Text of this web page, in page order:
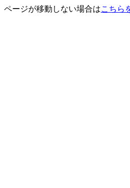
ページが移動しない場合はこちら